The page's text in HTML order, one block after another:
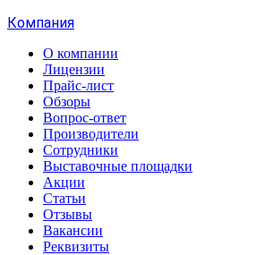
Компания
О компании
Лицензии
Прайс-лист
Обзоры
Вопрос-ответ
Производители
Сотрудники
Выставочные площадки
Акции
Статьи
Отзывы
Вакансии
Реквизиты